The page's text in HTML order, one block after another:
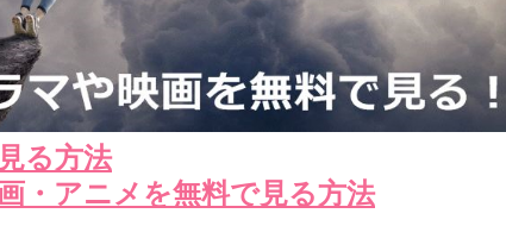
る方法
・アニメを無料で見る方法